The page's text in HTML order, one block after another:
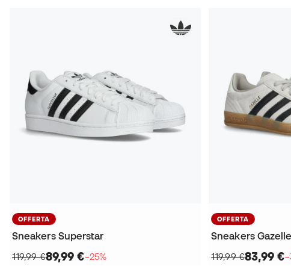
OFFERTA
Sneakers Superstar
119,99 €89,99 €−25%
OFFERTA
Sneakers
119,99 €83,99 €